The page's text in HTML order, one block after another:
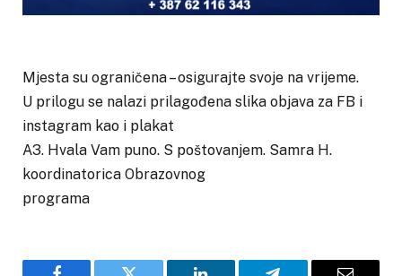
Mjesta su ograničena – osigurajte svoje na vrijeme.
U prilogu se nalazi prilagođena slika objava za FB i
instagram kao i plakat
A3. Hvala Vam puno. S poštovanjem. Samra H.
koordinatorica Obrazovnog
programa